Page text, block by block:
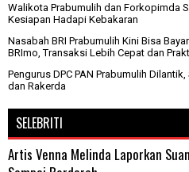
Walikota Prabumulih dan Forkopimda
Kesiapan Hadapi Kebakaran
Nasabah BRI Prabumulih Kini Bisa
BRImo, Transaksi Lebih Cepat dan
Pengurus DPC PAN Prabumulih
dan Rakerda
SELEBRITI
Artis Venna Melinda Laporkan